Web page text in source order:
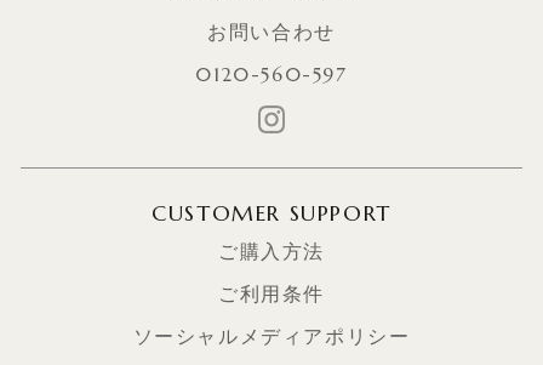
お問い合わせ
0120-560-597
CUSTOMER SUPPORT
ご購入方法
ご利用条件
ソーシャルメディアポリシー